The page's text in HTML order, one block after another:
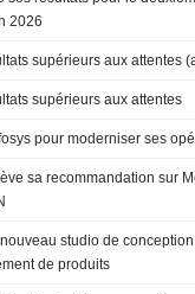
2026
supérieurs aux attentes
supérieurs aux attentes
pour moderniser ses
sa recommandation sur
studio de
de produits